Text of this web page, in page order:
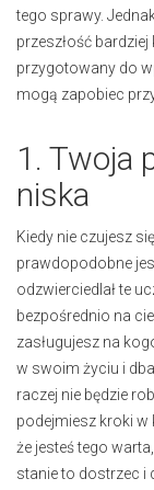
tego sprawy.
przeszłość
przygotowany do
mogą zapobiec
1. Twoja
niska
Kiedy nie czujesz
prawdopodobne
odzwierciedlał te
bezpośrednio na
zasługujesz na
w swoim życiu i
raczej nie będzie
podejmiesz kroki w
że jesteś tego
stanie to dostrzec i